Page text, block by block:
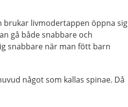
brukar livmodertappen öppna sig
gå både snabbare och
snabbare när man fött barn
något som kallas spinae. Då